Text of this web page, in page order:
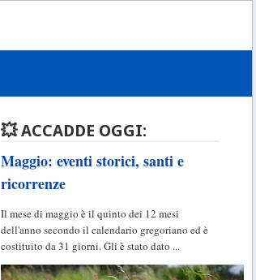
💥 ACCADDE OGGI:
Maggio: eventi storici, santi e
ricorrenze
Il mese di maggio è il quinto dei 12 mesi
dell'anno secondo il calendario gregoriano ed è
costituito da 31 giorni. Gli è stato dato ...